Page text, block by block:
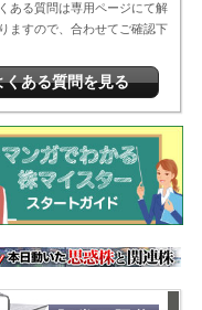
ある質問は専用ページにて解
ますので、合わせてご確認下
くある質問を見る